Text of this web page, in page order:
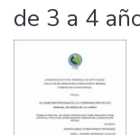
de 3 a 4